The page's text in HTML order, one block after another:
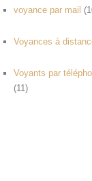
voyance par mail
Voyances à
Voyants par
(11)